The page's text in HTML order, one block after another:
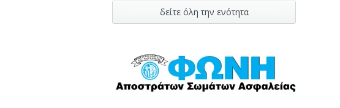
δείτε όλη την ενότητα